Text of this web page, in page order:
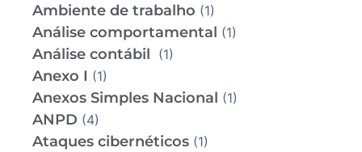
Ambiente de trabalho (1)
Análise comportamental (1)
Análise contábil (1)
Anexo I (1)
Anexos Simples Nacional (1)
ANPD (4)
Ataques cibernéticos (1)